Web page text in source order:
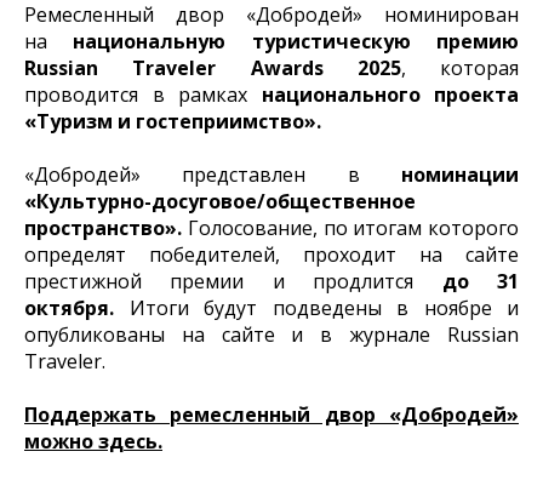
Ремесленный двор «Добродей» номинирован
на национальную туристическую премию
Russian Traveler Awards 2025, которая
проводится в рамках национального проекта
«Туризм и гостеприимство».
«Добродей» представлен в номинации
«Культурно-досуговое/общественное
пространство». Голосование, по итогам которого
определят победителей, проходит на сайте
престижной премии и продлится до 31
октября. Итоги будут подведены в ноябре и
опубликованы на сайте и в журнале Russian
Traveler.
Поддержать ремесленный двор «Добродей»
можно здесь.